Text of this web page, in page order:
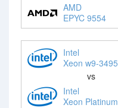
AMD
EPYC 9554
Intel
Xeon w9-
vs
Intel
Xeon